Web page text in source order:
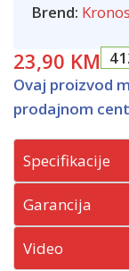
Brend:
23,90 KM
Ovaj proizvod
prodajnom
Specifikacije
Garancija
Video